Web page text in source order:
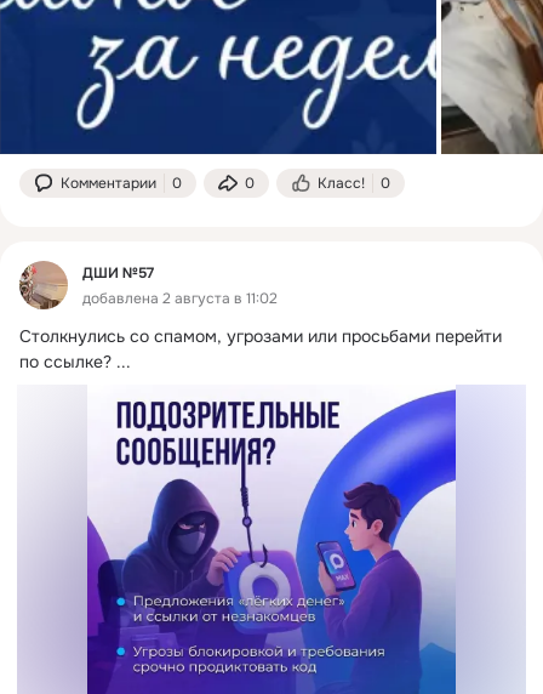
Комментарии 0 0 Класс! 0
ДШИ №57
добавлена 2 августа в 11:02
Столкнулись со спамом, угрозами или просьбами перейти
по ссылке? ...